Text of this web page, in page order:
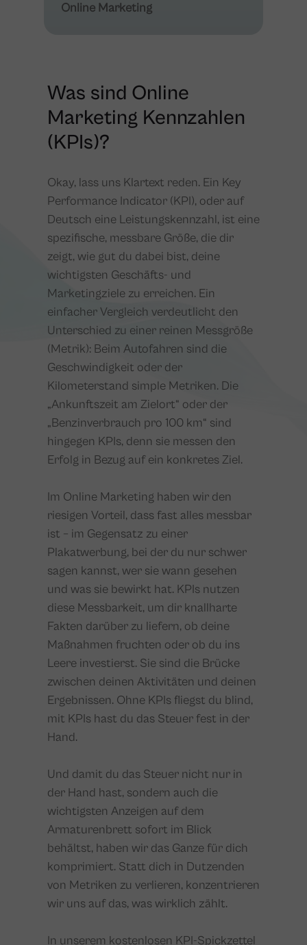
Online Marketing
Was sind Online
Marketing Kennzahlen
(KPIs)?
Okay, lass uns Klartext reden. Ein Key
Performance Indicator (KPI), oder auf
Deutsch eine Leistungskennzahl, ist eine
spezifische, messbare Größe, die dir
zeigt, wie gut du dabei bist, deine
wichtigsten Geschäfts- und
Marketingziele zu erreichen. Ein
einfacher Vergleich verdeutlicht den
Unterschied zu einer reinen Messgröße
(Metrik): Beim Autofahren sind die
Geschwindigkeit oder der
Kilometerstand simple Metriken. Die
„Ankunftszeit am Zielort“ oder der
„Benzinverbrauch pro 100 km“ sind
hingegen KPIs, denn sie messen den
Erfolg in Bezug auf ein konkretes Ziel.
Im Online Marketing haben wir den
riesigen Vorteil, dass fast alles messbar
ist – im Gegensatz zu einer
Plakatwerbung, bei der du nur schwer
sagen kannst, wer sie wann gesehen
und was sie bewirkt hat. KPIs nutzen
diese Messbarkeit, um dir knallharte
Fakten darüber zu liefern, ob deine
Maßnahmen fruchten oder ob du ins
Leere investierst. Sie sind die Brücke
zwischen deinen Aktivitäten und deinen
Ergebnissen. Ohne KPIs fliegst du blind,
mit KPIs hast du das Steuer fest in der
Hand.
Und damit du das Steuer nicht nur in
der Hand hast, sondern auch die
wichtigsten Anzeigen auf dem
Armaturenbrett sofort im Blick
behältst, haben wir das Ganze für dich
komprimiert. Statt dich in Dutzenden
von Metriken zu verlieren, konzentrieren
wir uns auf das, was wirklich zählt.
In unserem kostenlosen KPI-Spickzettel